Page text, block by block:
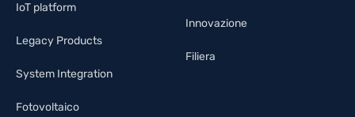
IoT platform
Legacy Products
System Integration
Fotovoltaico
Innovazione
Filiera